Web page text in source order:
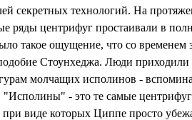
секретных технологий. На
ряды центрифуг простаивали в
такое ощущение, что со временем
подобие Стоунхеджа. Люди
молчащих исполинов -
"Исполины" - это те самые
виде которых Циппе просто